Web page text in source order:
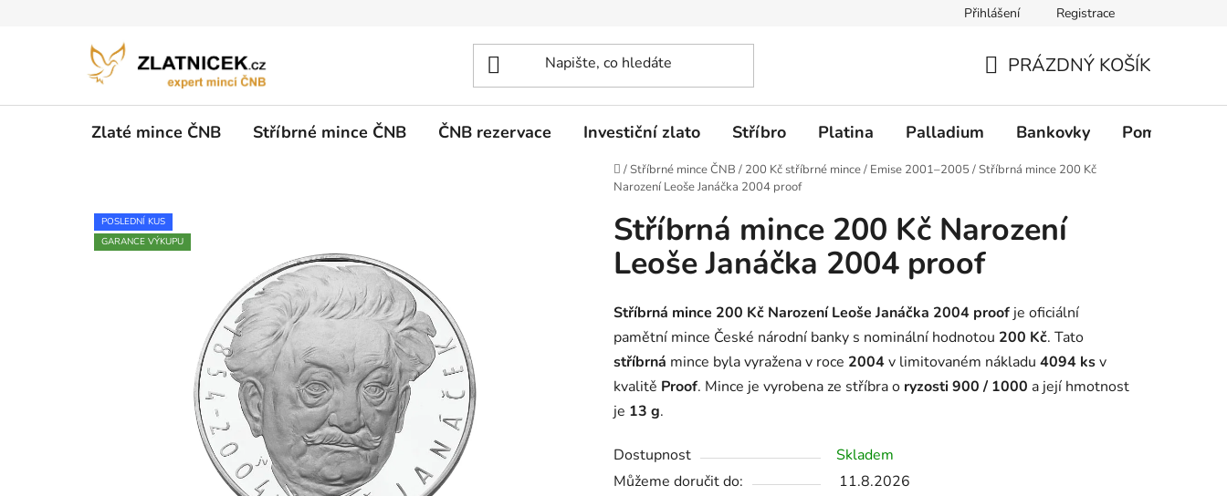
Přihlášení Registrace
PRÁZDNÝ KOŠÍK
Zlaté mince ČNB Stříbrné mince ČNB ČNB rezervace Investiční zlato Stříbro Platina Palladium Bankovky Pomůcky
Domů
/Stříbrné mince ČNB / 200 Kč stříbrné mince/ Emise 2001–2005/Stříbrná mince 200 Kč
Narození Leoše Janáčka 2004 proof
Stříbrná mince 200 Kč Narození
Leoše Janáčka 2004 proof
Stříbrná mince 200 Kč Narození Leoše Janáčka 2004 proof je oficiální
pamětní mince České národní banky s nominální hodnotou 200 Kč. Tato
stříbrná mince byla vyražena v roce 2004v limitovaném nákladu 4094 ksv
kvalitě Proof. Mince je vyrobena ze stříbra o ryzosti 900 / 1000 a její hmotnost
je 13 g.
Dostupnost
Skladem
Můžeme doručit do:
11.8.2026
POSLEDNÍ KUS
GARANCE VÝKUPU